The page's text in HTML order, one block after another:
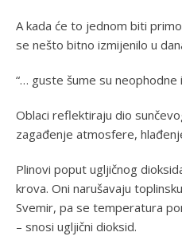
A kada će to jednom biti
se nešto bitno izmijenilo u
“… guste šume su neophodne
Oblaci reflektiraju dio
zagađenje atmosfere,
Plinovi poput ugljičnog
krova. Oni narušavaju
Svemir, pa se temperatura
– snosi ugljični dioksid.